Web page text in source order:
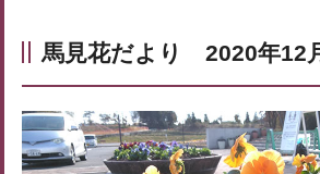
馬見花だより 2020年12